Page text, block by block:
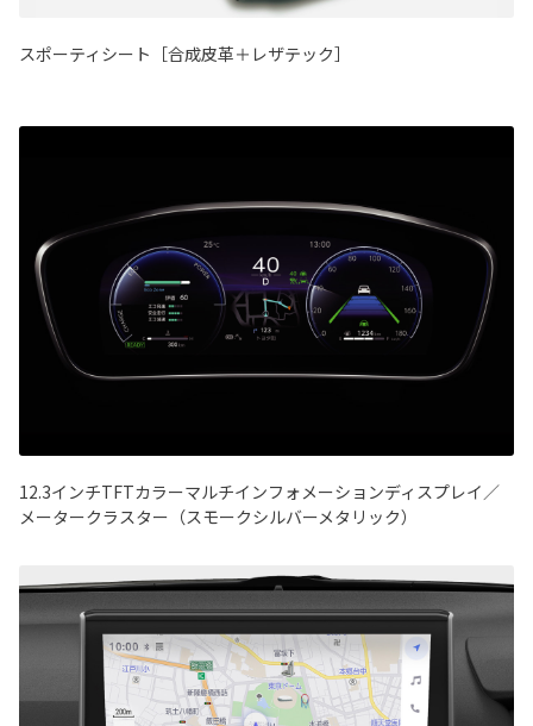
スポーティシート［合成皮革＋レザテック］
12.3インチTFTカラーマルチインフォメーションディスプレイ／
メータークラスター（スモークシルバーメタリック）